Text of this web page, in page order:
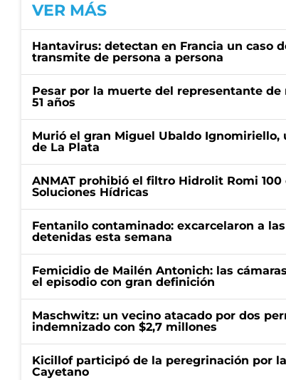
VER MÁS
Hantavirus: detectan en Francia un caso
transmite de persona a persona
Pesar por la muerte del representante de
51 años
Murió el gran Miguel Ubaldo
de La Plata
ANMAT prohibió el filtro Hidrolit Romi
Soluciones Hídricas
Fentanilo contaminado: excarcelaron a
detenidas esta semana
Femicidio de Mailén Antonich: las
el episodio con gran definición
Maschwitz: un vecino atacado por dos
indemnizado con $2,7 millones
Kicillof participó de la peregrinación por
Cayetano